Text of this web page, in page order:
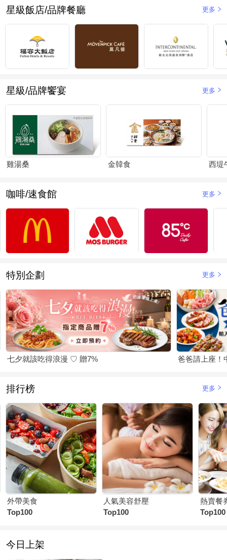
星級飯店/品牌餐廳 更多
星級/品牌饗宴 更多
雞湯桑 金韓食 西堤
咖啡/速食館 更多
特別企劃 更多
七夕就該吃得浪漫 ♡ 贈7% 爸爸請上座！
排行榜 更多
外帶美食
Top100
人氣美容舒壓
Top100
熱賣餐
Top100
今日上架